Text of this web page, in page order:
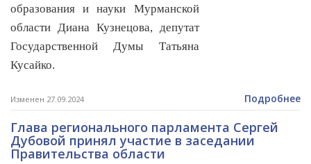
образования и науки Мурманской
области Диана Кузнецова, депутат
Государственной Думы Татьяна
Кусайко.
Изменен 27.09.2024 Подробнее
Глава регионального парламента Сергей
Дубовой принял участие в заседании
Правительства области